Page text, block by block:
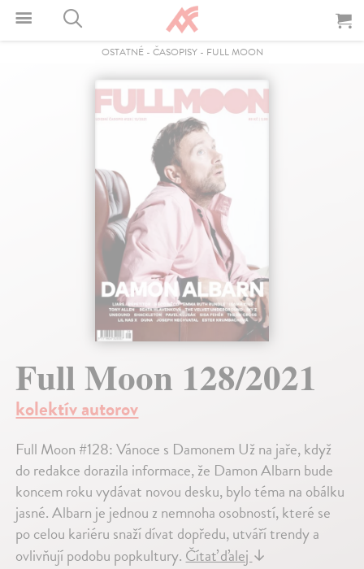
OSTATNÉ- ČASOPISY- FULL MOON
Full Moon 128/2021
kolektív autorov
Full Moon #128: Vánoce s Damonem Už na jaře, když
do redakce dorazila informace, že Damon Albarn bude
koncem roku vydávat novou desku, bylo téma na obálku
jasné. Albarn je jednou z nemnoha osobností, které se
po celou kariéru snaží dívat dopředu, utváří trendy a
ovlivňují podobu popkultury.Čítať ďalej↓